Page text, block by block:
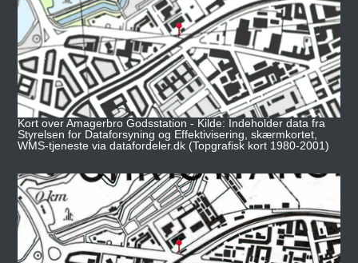
Kort over Amagerbro Godsstation - Kilde: Indeholder data fra
Styrelsen for Dataforsyning og Effektivisering, skærmkortet,
WMS-tjeneste via datafordeler.dk (Topgrafisk kort 1980-2001)